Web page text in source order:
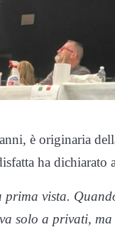
è originaria
ha dichiarato a
prima vista.
solo a privati,